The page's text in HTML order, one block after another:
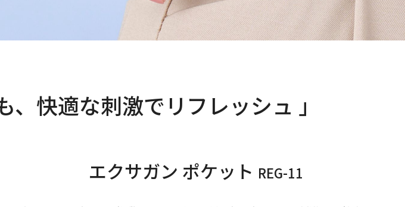
快適な刺激でリフレッシュ 」
エクサガン ポケット REG-11